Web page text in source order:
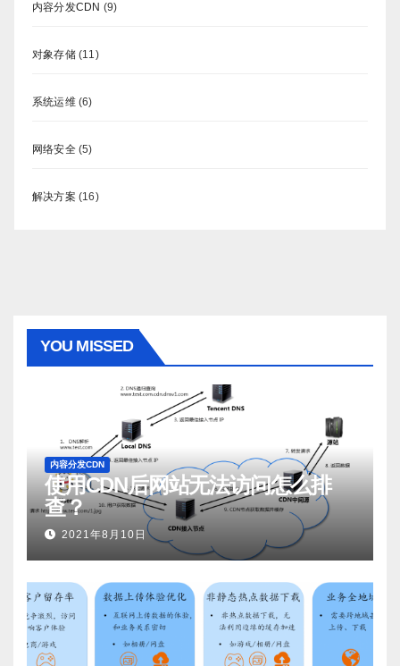
内容分发CDN (9)
对象存储(11)
系统运维(6)
网络安全(5)
解决方案 (16)
YOU MISSED
内容分发CDN
使用CDN后网站无法访问怎么排
查？
2021年8月10日